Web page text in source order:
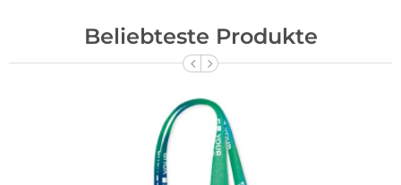
Beliebteste Produkte